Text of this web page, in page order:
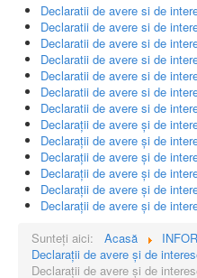
Declaratii de avere si de
Declaratii de avere si de
Declaratii de avere si de
Declaratii de avere si de
Declaratii de avere si de
Declaratii de avere si de
Declaratii de avere si de
Declarații de avere și de
Declarații de avere și de
Declarații de avere și de
Declarații de avere și de
Declarații de avere și de
Declarații de avere și de
Sunteți aici:
Acasă
Declarații de avere și de
Declarații de avere și de